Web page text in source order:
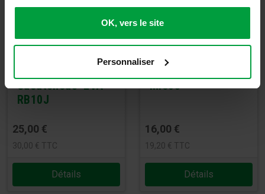
accepter ou ajustez manuellement vos préférences.
OK, vers le site
Personnaliser
Caoutchouc+EVA -
RB10J
25,00 €
30,00 € TTC
Détails
MI60J
16,00 €
19,20 € TTC
Détails